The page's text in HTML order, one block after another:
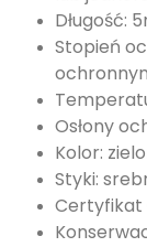
Długość:
Stopień
Osłony
Kolor:
Styki:
Certyfikat